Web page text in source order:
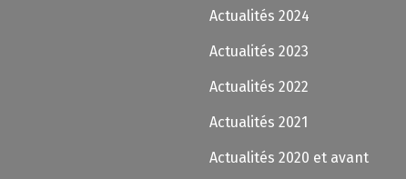
Actualités 2024
Actualités 2023
Actualités 2022
Actualités 2021
Actualités 2020 et avant